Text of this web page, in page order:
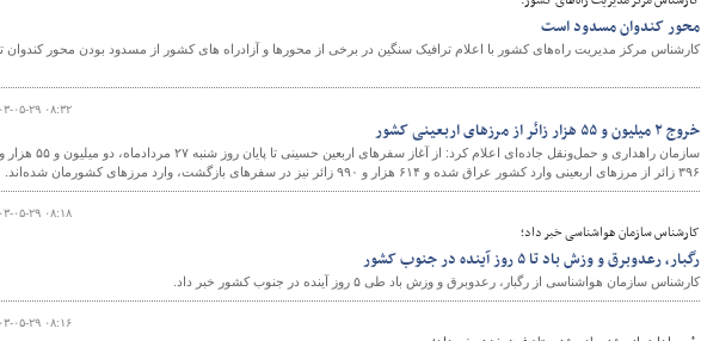
محور کندوان مسدود است
کارشناس مرکز مدیریت راه‌های کشور با اعلام ترافیک سنگین در برخی از محورها و آزادراه های کشور از مسدود بودن محور کندوان
۱۴۰۳-۰۵-۲۹
خروج ۲ میلیون و ۵۵ هزار زائر از مرزهای اربعینی کشور
سازمان راهداری و حمل‌ونقل جاده‌ای اعلام کرد: از آغاز سفرهای اربعین حسینی تا پایان روز شنبه ۲۷ مردادماه، دو میلیون و ۵۵ هزار و
۳۹۶ زائر از مرزهای اربعینی وارد کشور عراق شده و ۶۱۴ هزار و ۹۹۰ زائر نیز در سفرهای بازگشت، وارد مرزهای کشورمان شده‌اند.
۱۴۰۳-۰۵-۲۹
کارشناس سازمان هواشناسی خبر داد؛
رگبار، رعدوبرق و وزش باد تا ۵ روز آینده در جنوب کشور
کارشناس سازمان هواشناسی از رگبار، رعدوبرق و وزش باد طی ۵ روز آینده در جنوب کشور خبر داد.
۱۴۰۳-۰۵-۲۹